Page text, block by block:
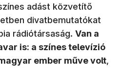
adást közvetítő
divatbemutatókat
rádiótársaság. Van a
is: a színes televízió
ember műve volt,